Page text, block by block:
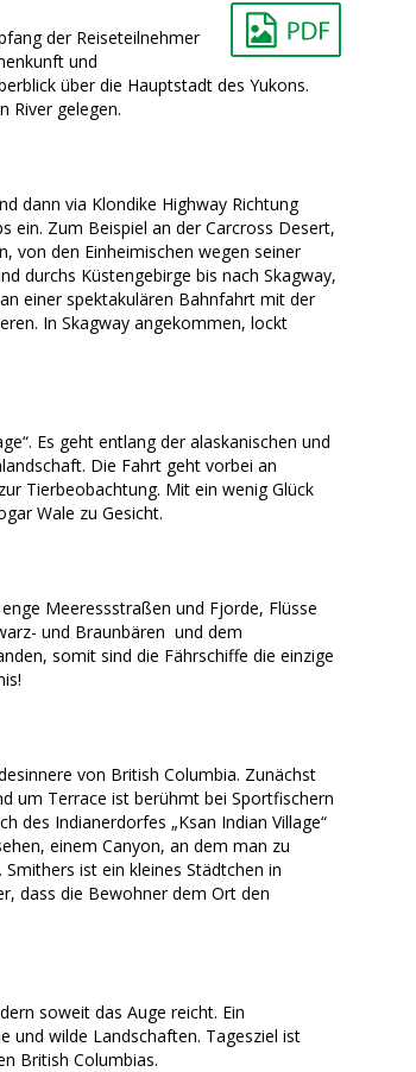
der Reiseteilnehmer
und
über die Hauptstadt des Yukons.
River gelegen.
dann via Klondike Highway Richtung
ein. Zum Beispiel an der Carcross Desert,
von den Einheimischen wegen seiner
durchs Küstengebirge bis nach Skagway,
einer spektakulären Bahnfahrt mit der
In Skagway angekommen, lockt
Es geht entlang der alaskanischen und
Die Fahrt geht vorbei an
Tierbeobachtung. Mit ein wenig Glück
Wale zu Gesicht.
Meeressstraßen und Fjorde, Flüsse
und Braunbären und dem
somit sind die Fährschiffe die einzige
von British Columbia. Zunächst
um Terrace ist berühmt bei Sportfischern
des Indianerdorfes „Ksan Indian Village“
einem Canyon, an dem man zu
ist ein kleines Städtchen in
dass die Bewohner dem Ort den
soweit das Auge reicht. Ein
und wilde Landschaften. Tagesziel ist
British Columbias.